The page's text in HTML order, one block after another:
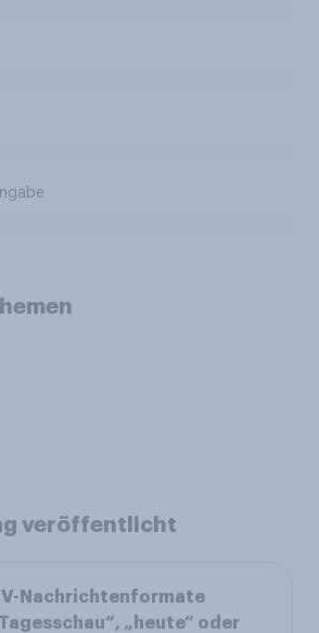
veröffentlicht
Nachrichtenformate
„heute“ oder